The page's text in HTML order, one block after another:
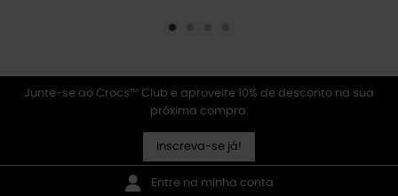
Junte-se ao Crocs™ Club e aproveite 10% de desconto na sua
próxima compra.
Inscreva-se já!
Entre na minha conta